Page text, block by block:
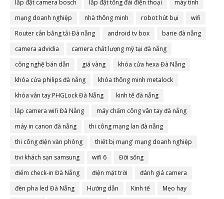
lắp đặt camera bosch
lắp đặt tổng đài điện thoại
máy tính
mạng doanh nghiệp
nhà thông minh robot hút bụi
wifi
Router cân bằng tải Đà nẵng
android tv box
barie đà nẵng
camera advidia
camera chất lượng mỹ tại đà nẵng
công nghệ bán dẫn
giá vàng
khóa cửa hexa Đà Nẵng
khóa cửa philips đà nẵng
khóa thông minh metalock
khóa vân tay PHGLock Đà Nẵng
kinh tế đà nẵng
lắp camera wifi Đà Nẵng
máy chấm công vân tay đà nẵng
máy in canon đà nẵng
thi công mạng lan đà nẵng
thi công điện văn phòng
thiết bị mạng' mạng doanh nghiệp
tivi khách sạn samsung
wifi 6
Đời sống
điểm check-in Đà Nẵng
điện mặt trời
đánh giá camera
đèn pha led Đà Nẵng
Hướng dẫn Kinh tế
Mẹo hay